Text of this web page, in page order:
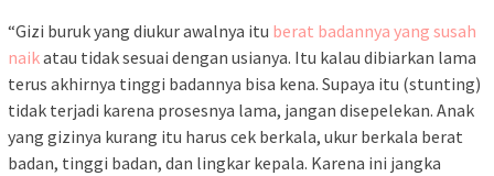
“Gizi buruk yang diukur awalnya itu berat badannya yang susah
naikatau tidak sesuai dengan usianya. Itu kalau dibiarkan lama
terus akhirnya tinggi badannya bisa kena. Supaya itu (stunting)
tidak terjadi karena prosesnya lama, jangan disepelekan. Anak
yang gizinya kurang itu harus cek berkala, ukur berkala berat
badan, tinggi badan, dan lingkar kepala. Karena ini jangka